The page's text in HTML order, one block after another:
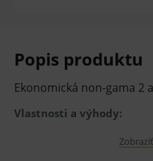
Popis produktu
Ekonomická non-gama 2
Vlastnosti a výhody:
vysoká pevnosť